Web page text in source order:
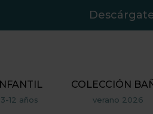
INFANTIL
3-12 años
COLECCIÓN
verano 2026